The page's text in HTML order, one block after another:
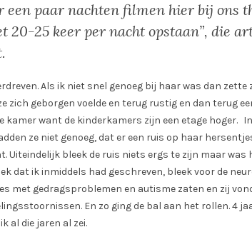
een paar nachten filmen hier bij ons
20-25 keer per nacht opstaan”, die
Als ik niet snel genoeg bij haar was dan
zich geborgen voelde en terug rustig en dan terug
kamer want de kinderkamers zijn een etage hoger.
ze niet genoeg, dat er een ruis op haar
Uiteindelijk bleek de ruis niets ergs te zijn maar
dat ik inmiddels had geschreven, bleek voor de
met gedragsproblemen en autisme zaten en zij
En zo ging de bal aan het rollen. 4
al die jaren al zei.